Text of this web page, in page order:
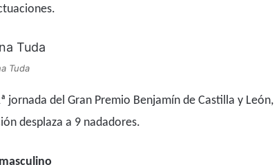
Tuda
jornada del Gran Premio Benjamín de Castilla y León,
desplaza a 9 nadadores.